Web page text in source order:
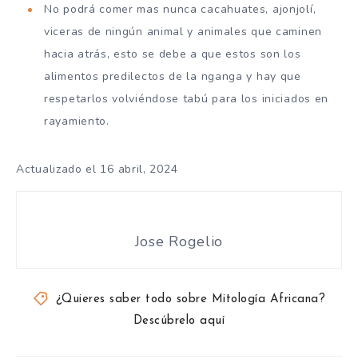
No podrá comer mas nunca cacahuates, ajonjolí,
viceras de ningún animal y animales que caminen
hacia atrás, esto se debe a que estos son los
alimentos predilectos de la nganga y hay que
respetarlos volviéndose tabú para los iniciados en
rayamiento.
Actualizado el 16 abril, 2024
Jose Rogelio
¿Quieres saber todo sobre Mitología Africana?
Descúbrelo aquí